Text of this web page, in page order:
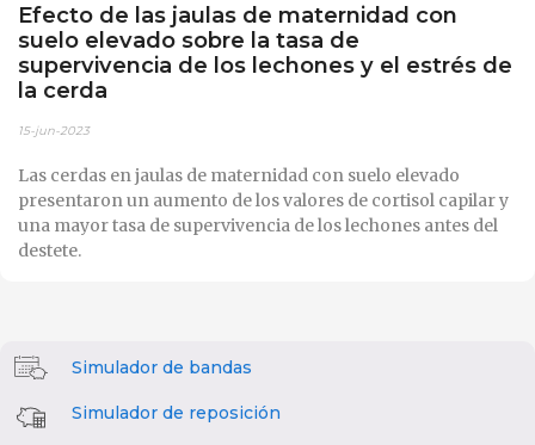
Efecto de las jaulas de maternidad con
suelo elevado sobre la tasa de
supervivencia de los lechones y el estrés de
la cerda
15-jun-2023
Las cerdas en jaulas de maternidad con suelo elevado
presentaron un aumento de los valores de cortisol capilar y
una mayor tasa de supervivencia de los lechones antes del
destete.
Simulador de bandas
Simulador de reposición